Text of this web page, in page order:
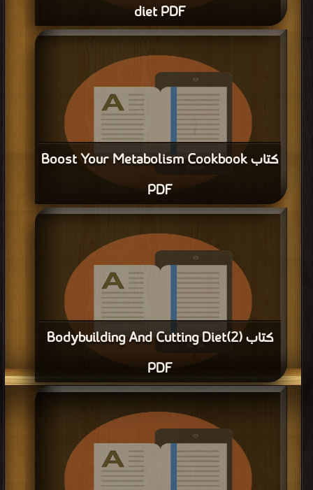
diet PDF
قراءة و تحميل كتاب كتاب Pterosaurs as part of a spinosaur diet PDF مجانا |
كتب في اكبر مكتبة| التحميل : مرة/مرات
كتاب Boost Your Metabolism Cookbook
PDF
قراءة و تحميل كتاب كتاب Boost Your Metabolism Cookbook PDF مجانا | مكتبة
كتب في مجانا| التحميل : مرة/مرات
كتاب (Bodybuilding And Cutting Diet(2
PDF
قراءة و تحميل كتاب كتاب (Bodybuilding And Cutting Diet(2 PDF مجانا | مكتبة
كتب في| التحميل : مرة/مرات